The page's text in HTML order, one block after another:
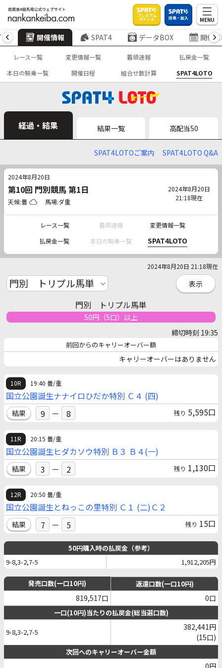
プレミアム
ポイント 投票・加入 MENU
開催情報 SPAT4 データBOX 開催
レース一覧 変更情報一覧 着順速報
払戻金一覧
本日の騎乗一覧
開催日程 組合せ数計算 SPAT4LOTO
経過・結果 結果一覧 高配当50
SPAT4LOTOご案内 SPAT4LOTO Q&A
2024年8月20日
第10回 門別競馬 第1日
天候:曇 馬場:ダ重
2024年8月20日
21:18現在
レース一覧 着順速報
変更情報一覧
払戻金一覧
本日の騎乗一覧 SPAT4LOTO
2024年8月20日 21:18現在
門別 トリプル馬単
50円（5口）以上
締切時刻 19:35
前回からのキャリーオーバー額
キャリーオーバーはありません
10R 19:40 曇/重
国立公園誕生ナナイロひだか特別 Ｃ４ (四)
結果 9 － 8 残り 5,595口
11R 20:15 曇/重
国立公園誕生ヒダカソウ特別 Ｂ３ Ｂ４(一)
結果 3 － 2 残り 1,130口
12R 20:50 曇/重
国立公園誕生とねっこの里特別 Ｃ１ (二)Ｃ２
結果 7 － 5 残り 15口
50円購入時の払戻金（参考）
9-8,3-2,7-5
1,912,205円
発売口数(一口10円) 返還口数(一口10円)
819,517口 0口
一口(10円)当たりの払戻金(総当選口数)
9-8,3-2,7-5
382,441円
(15口)
次回へのキャリーオーバー金額